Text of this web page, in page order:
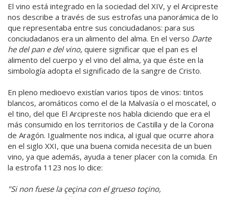
El vino está integrado en la sociedad del XIV, y el Arcipreste
nos describe a través de sus estrofas una panorámica de lo
que representaba entre sus conciudadanos: para sus
conciudadanos era un alimento del alma. En el verso Darte
he del pan e del vino, quiere significar que el pan es el
alimento del cuerpo y el vino del alma, ya que éste en la
simbología adopta el significado de la sangre de Cristo.
En pleno medioevo existían varios tipos de vinos: tintos
blancos, aromáticos como el de la Malvasía o el moscatel, o
el tino, del que El Arcipreste nos habla diciendo que era el
más consumido en los territorios de Castilla y de la Corona
de Aragón. Igualmente nos indica, al igual que ocurre ahora
en el siglo XXI, que una buena comida necesita de un buen
vino, ya que además, ayuda a tener placer con la comida. En
la estrofa 1123 nos lo dice:
"Si non fuese la çeçina con el grueso toçino,